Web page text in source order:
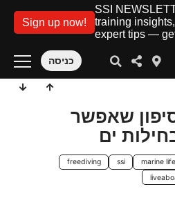
SSI
training
expert tips —
Sign up now!
כניסה
סיפון שאפשר
ים
marine life
ssi
freediving